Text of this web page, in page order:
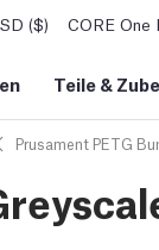
($) CORE One
Teile &
Prusament PETG